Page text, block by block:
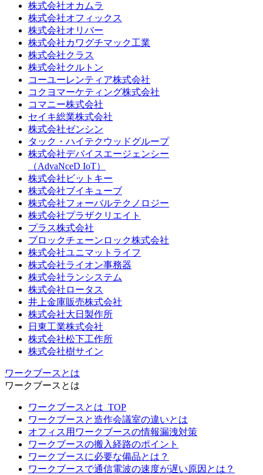
株式会社オカムラ
株式会社オフィックス
株式会社オリバー
株式会社カワグチマック工業
株式会社クラス
株式会社クルトン
コーユーレンティア株式会社
コクヨマーケティング株式会社
コマニー株式会社
セイキ総業株式会社
株式会社ゼンシン
タック・ハイテクウッドグループ
株式会社デバイスエージェンシー
（AdvaNceD IoT）
株式会社ビットキー
株式会社ブイキューブ
株式会社フォーバルテクノロジー
株式会社プラザクリエイト
プラス株式会社
ブロックチェーンロック株式会社
株式会社ユニマットライフ
株式会社ライオン事務器
株式会社ランシステム
株式会社ロータス
井上金庫販売株式会社
株式会社大日製作所
日東工業株式会社
株式会社松下工作所
株式会社樹サイン
ワークブースとは
ワークブースとは
ワークブースとは_TOP
ワークブースと造作会議室の違いとは
オフィス用ワークブースの情報漏洩対策
ワークブースの搬入経路のポイント
ワークブースに必要な備品とは？
ワークブースで通信電波の速度が遅い原因とは？